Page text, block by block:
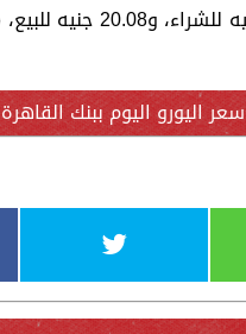
اليورو اليوم ببنك القاهرة